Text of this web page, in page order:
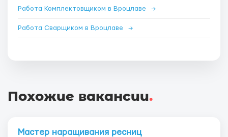
Работа Комплектовщиком в Вроцлаве →
Работа Сварщиком в Вроцлаве →
Похожие вакансии.
Мастер наращивания ресниц